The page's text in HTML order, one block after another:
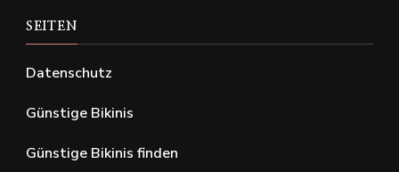
SEITEN
Datenschutz
Günstige Bikinis
Günstige Bikinis finden